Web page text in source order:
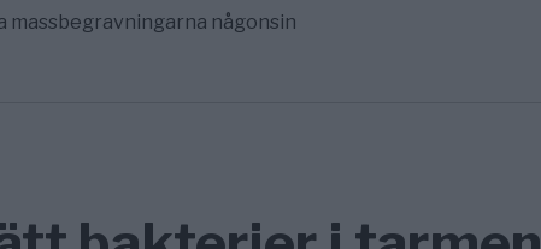
massbegravningarna någonsin